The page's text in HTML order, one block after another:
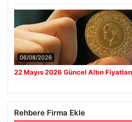
06/08/2026
22 Mayıs 2026 Güncel Altın
Rehbere Firma Ekle